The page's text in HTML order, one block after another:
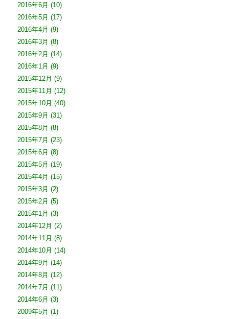
2016年6月 (10)
2016年5月 (17)
2016年4月 (9)
2016年3月 (8)
2016年2月 (14)
2016年1月 (9)
2015年12月 (9)
2015年11月 (12)
2015年10月 (40)
2015年9月 (31)
2015年8月 (8)
2015年7月 (23)
2015年6月 (8)
2015年5月 (19)
2015年4月 (15)
2015年3月 (2)
2015年2月 (5)
2015年1月 (3)
2014年12月 (2)
2014年11月 (8)
2014年10月 (14)
2014年9月 (14)
2014年8月 (12)
2014年7月 (11)
2014年6月 (3)
2009年5月 (1)